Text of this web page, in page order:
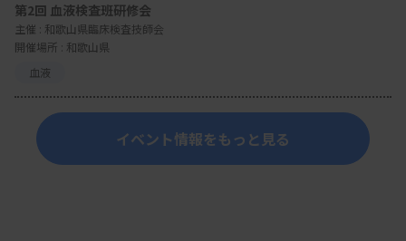
第2回 血液検査班研修会
主催 : 和歌山県臨床検査技師会
開催場所 : 和歌山県
血液
イベント情報をもっと見る